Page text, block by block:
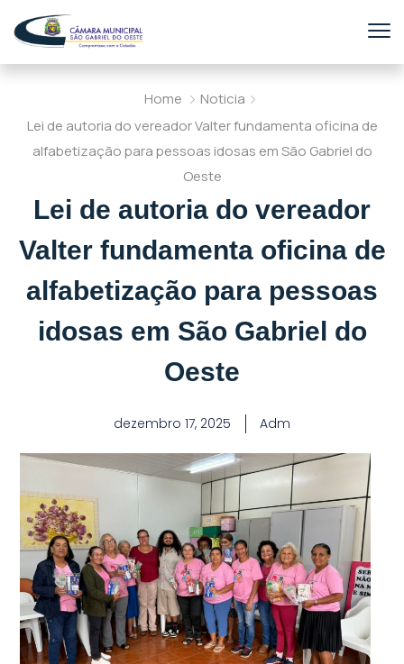
Home
Noticia
Lei de autoria do vereador Valter fundamenta oficina de
alfabetização para pessoas idosas em São Gabriel do
Oeste
Lei de autoria do vereador
Valter fundamenta oficina de
alfabetização para pessoas
idosas em São Gabriel do
Oeste
dezembro 17, 2025 Adm